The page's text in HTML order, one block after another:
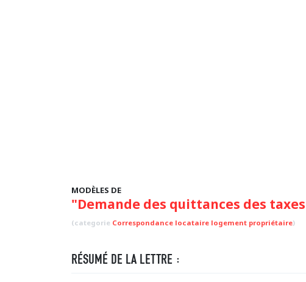
MODÈLES DE
"Demande des quittances des
(categorie Correspondance locataire logement propriétaire)
RÉSUMÉ DE LA LETTRE :